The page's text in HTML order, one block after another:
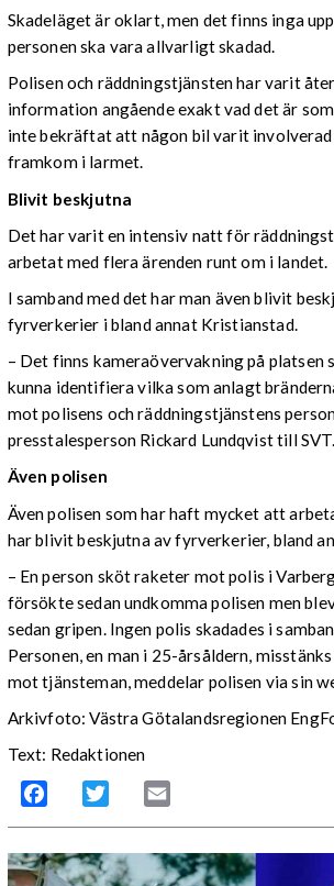
Skadeläget är oklart, men det finns inga
personen ska vara allvarligt skadad.
Polisen och räddningstjänsten har varit
information angående exakt vad det är
inte bekräftat att någon bil varit
framkom i larmet.
Blivit beskjutna
Det har varit en intensiv natt för
arbetat med flera ärenden runt om i landet.
I samband med det har man även blivit
fyrverkerier i bland annat Kristianstad.
– Det finns kameraövervakning på platsen
kunna identifiera vilka som anlagt
mot polisens och räddningstjänstens
presstalesperson Rickard Lundqvist till SVT.
Även polisen
Även polisen som har haft mycket att
har blivit beskjutna av fyrverkerier, bland
– En person sköt raketer mot polis i
försökte sedan undkomma polisen men
sedan gripen. Ingen polis skadades i
Personen, en man i 25-årsåldern,
mot tjänsteman, meddelar polisen via sin
Arkivfoto: Västra Götalandsregionen
Text: Redaktionen
Facebook Twitter